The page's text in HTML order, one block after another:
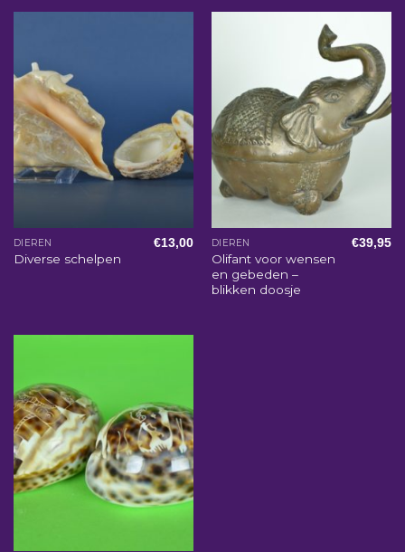
DIEREN
Diverse schelpen
€13,00 DIEREN
Olifant voor wensen
en gebeden –
blikken doosje
€39,95